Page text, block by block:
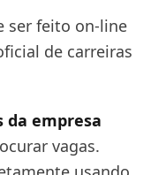
ser feito on-line
de carreiras
da empresa
vagas.